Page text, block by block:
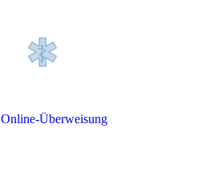
Online-Überweisung